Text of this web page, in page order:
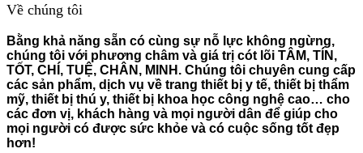
Về chúng tôi
Bằng khả năng sẵn có cùng sự nỗ lực không ngừng,
chúng tôi với phương châm và giá trị cót lõi TÂM, TÍN,
TỐT, CHÍ, TUỆ, CHÂN, MINH. Chúng tôi chuyên cung cấp
các sản phẩm, dịch vụ về trang thiết bị y tế, thiết bị thẩm
mỹ, thiết bị thú y, thiết bị khoa học công nghệ cao… cho
các đơn vị, khách hàng và mọi người dân để giúp cho
mọi người có được sức khỏe và có cuộc sống tốt đẹp
hơn!